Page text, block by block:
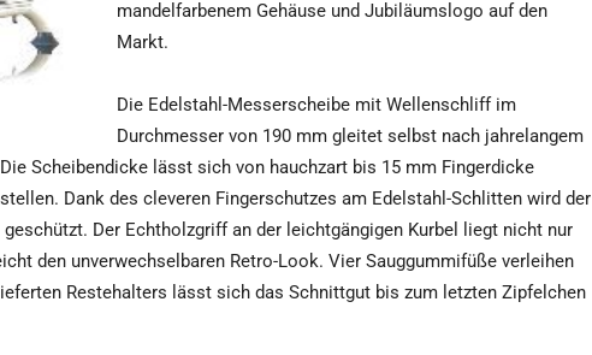
mandelfarbenem Gehäuse und Jubiläumslogo auf den
Markt.
Die Edelstahl-Messerscheibe mit Wellenschliff im
Durchmesser von 190 mm gleitet selbst nach jahrelangem
Scheibendicke lässt sich von hauchzart bis 15 mm Fingerdicke
Dank des cleveren Fingerschutzes am Edelstahl-Schlitten wird der
Der Echtholzgriff an der leichtgängigen Kurbel liegt nicht nur
den unverwechselbaren Retro-Look. Vier Sauggummifüße verleihen
Restehalters lässt sich das Schnittgut bis zum letzten Zipfelchen